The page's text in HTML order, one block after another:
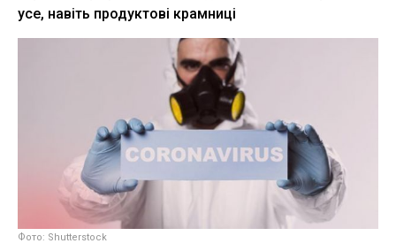
усе, навіть продуктові крамниці
Фото: Shutterstock